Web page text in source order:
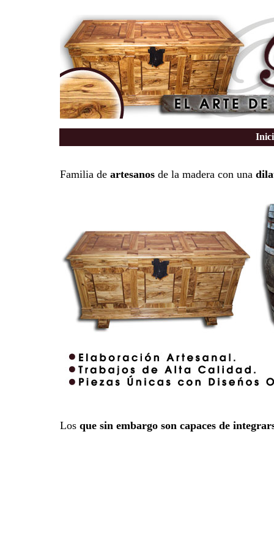
Familia de artesanosde la madera con una
Los que sin embargo son capaces de